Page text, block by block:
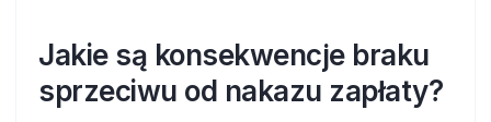
Jakie są konsekwencje braku
sprzeciwu od nakazu zapłaty?